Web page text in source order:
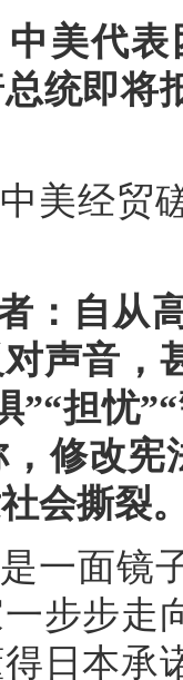
美代
统即将
美经贸
：自从
声音，
”“担忧
修改宪
会撕裂
一面镜
步步走
日本承